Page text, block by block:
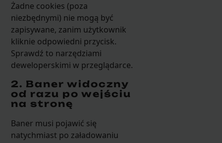
Żadne cookies (poza
niezbędnymi) nie mogą być
zapisywane, zanim użytkownik
kliknie odpowiedni przycisk.
Sprawdź to narzędziami
deweloperskimi w przeglądarce.
2. Baner widoczny
od razu po wejściu
na stronę
Baner musi pojawić się
natychmiast po załadowaniu